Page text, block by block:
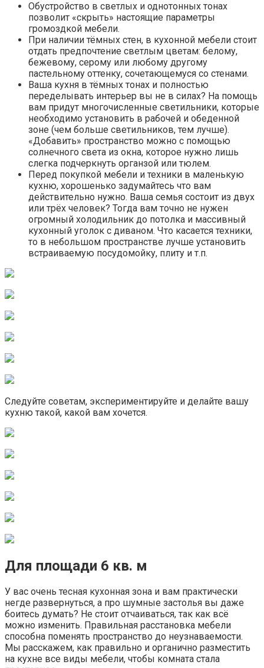
Обустройство в светлых и однотонных тонах
позволит «скрыть» настоящие параметры
громоздкой мебели.
При наличии тёмных стен, в кухонной мебели стоит
отдать предпочтение светлым цветам: белому,
бежевому, серому или любому другому
пастельному оттенку, сочетающемуся со стенами.
Ваша кухня в тёмных тонах и полностью
переделывать интерьер вы не в силах? На помощь
вам придут многочисленные светильники, которые
необходимо установить в рабочей и обеденной
зоне (чем больше светильников, тем лучше).
«Добавить» пространство можно с помощью
солнечного света из окна, которое нужно лишь
слегка подчеркнуть органзой или тюлем.
Перед покупкой мебели и техники в маленькую
кухню, хорошенько задумайтесь что вам
действительно нужно. Ваша семья состоит из двух
или трёх человек? Тогда вам точно не нужен
огромный холодильник до потолка и массивный
кухонный уголок с диваном. Что касается техники,
то в небольшом пространстве лучше установить
встраиваемую посудомойку, плиту и т.п.
Следуйте советам, экспериментируйте и делайте вашу
кухню такой, какой вам хочется.
Для площади 6 кв. м
У вас очень тесная кухонная зона и вам практически
негде развернуться, а про шумные застолья вы даже
боитесь думать? Не стоит отчаиваться, так как всё
можно изменить. Правильная расстановка мебели
способна поменять пространство до неузнаваемости.
Мы расскажем, как правильно и органично разместить
на кухне все виды мебели, чтобы комната стала